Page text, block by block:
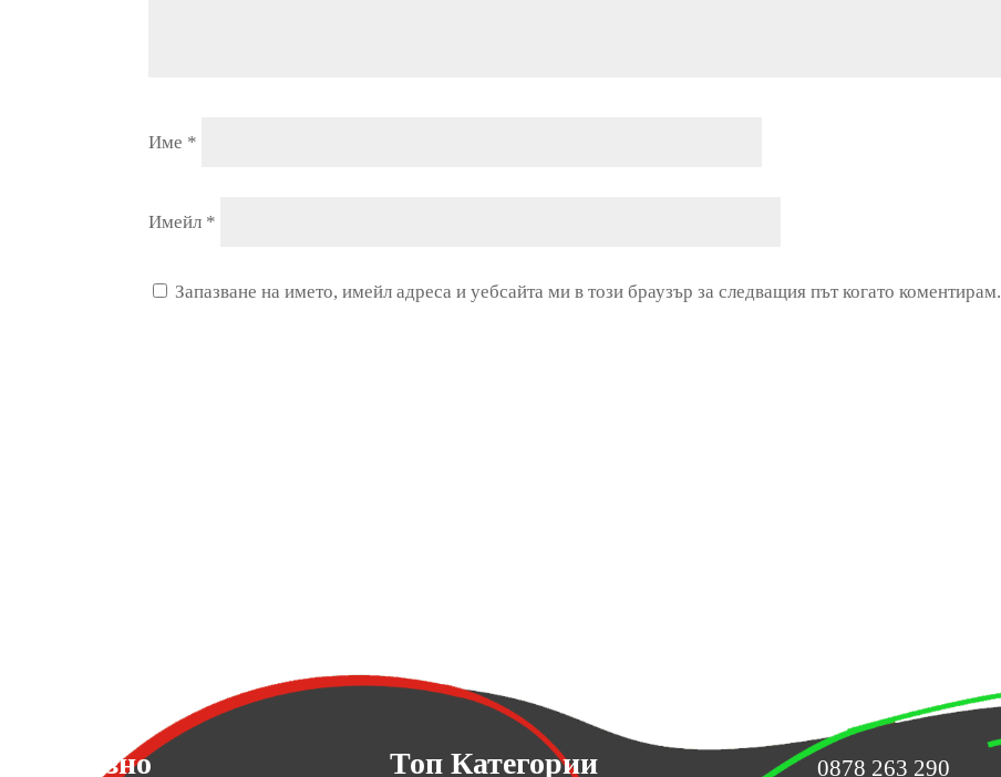
Име *
Имейл *
Запазване на името, имейл адреса и уебсайта ми в този браузър за следващия път когато коментирам.
Полезно Топ Категории 0878 263 290